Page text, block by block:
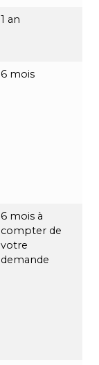
1 an
6 mois
6 mois à
compter de
votre
demande